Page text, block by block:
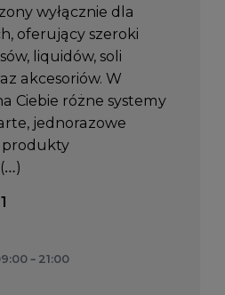
wyłącznie dla
oferujący szeroki
liquidów, soli
akcesoriów. W
Ciebie różne systemy
jednorazowe
produkty
– 21:00